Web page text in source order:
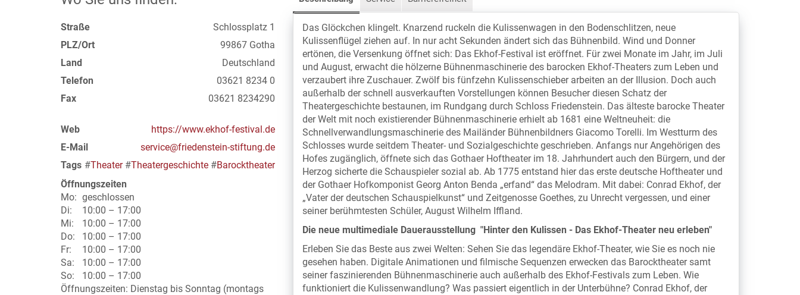
Straße
Schlossplatz 1
PLZ/Ort
99867 Gotha
Land
Deutschland
Telefon
03621 8234 0
Fax
03621 8234290
Web
https://www.ekhof-festival.de
E-Mail
service@friedenstein-stiftung.de
Tags #Theater#Theatergeschichte #Barocktheater
Öffnungszeiten
Mo: geschlossen
Di:
10:00 – 17:00
Mi:
10:00 – 17:00
Do:
10:00 – 17:00
Fr:
10:00 – 17:00
Sa:
10:00 – 17:00
So:
10:00 – 17:00
Öffnungszeiten: Dienstag bis Sonntag (montags
Das Glöckchen klingelt. Knarzend ruckeln die Kulissenwagen in den Bodenschlitzen, neue
Kulissenflügel ziehen auf. In nur acht Sekunden ändert sich das Bühnenbild. Wind und Donner
ertönen, die Versenkung öffnet sich: Das Ekhof-Festival ist eröffnet. Für zwei Monate im Jahr, im Juli
und August, erwacht die hölzerne Bühnenmaschinerie des barocken Ekhof-Theaters zum Leben und
verzaubert ihre Zuschauer. Zwölf bis fünfzehn Kulissenschieber arbeiten an der Illusion. Doch auch
außerhalb der schnell ausverkauften Vorstellungen können Besucher diesen Schatz der
Theatergeschichte bestaunen, im Rundgang durch Schloss Friedenstein. Das älteste barocke Theater
der Welt mit noch existierender Bühnenmaschinerie erhielt ab 1681 eine Weltneuheit: die
Schnellverwandlungsmaschinerie des Mailänder Bühnenbildners Giacomo Torelli. Im Westturm des
Schlosses wurde seitdem Theater- und Sozialgeschichte geschrieben. Anfangs nur Angehörigen des
Hofes zugänglich, öffnete sich das Gothaer Hoftheater im 18. Jahrhundert auch den Bürgern, und der
Herzog sicherte die Schauspieler sozial ab. Ab 1775 entstand hier das erste deutsche Hoftheater und
der Gothaer Hofkomponist Georg Anton Benda „erfand“ das Melodram. Mit dabei: Conrad Ekhof, der
„Vater der deutschen Schauspielkunst“ und Zeitgenosse Goethes, zu Unrecht vergessen, und einer
seiner berühmtesten Schüler, August Wilhelm Iffland.
Die neue multimediale Dauerausstellung "Hinter den Kulissen - Das Ekhof-Theater neu erleben"
Erleben Sie das Beste aus zwei Welten: Sehen Sie das legendäre Ekhof-Theater, wie Sie es noch nie
gesehen haben. Digitale Animationen und filmische Sequenzen erwecken das Barocktheater samt
seiner faszinierenden Bühnenmaschinerie auch außerhalb des Ekhof-Festivals zum Leben. Wie
funktioniert die Kulissenwandlung? Was passiert eigentlich in der Unterbühne? Conrad Ekhof, der